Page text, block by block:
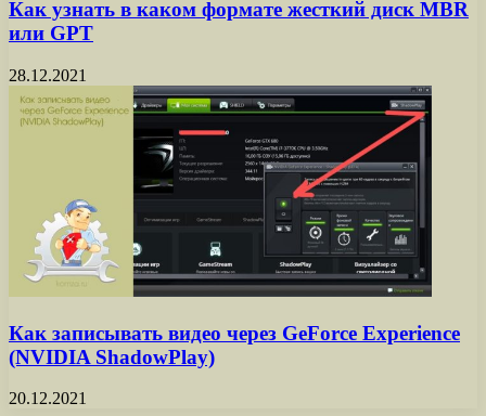
Как узнать в каком формате жесткий диск MBR
или GPT
28.12.2021
Как записывать видео через GeForce Experience
(NVIDIA ShadowPlay)
20.12.2021